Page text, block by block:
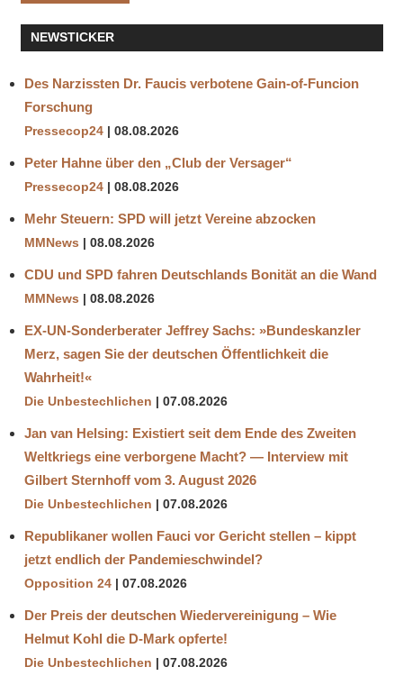
NEWSTICKER
Des Narzissten Dr. Faucis verbotene Gain-of-Funcion
Forschung
Pressecop24 08.08.2026
Peter Hahne über den „Club der Versager“
Pressecop24 08.08.2026
Mehr Steuern: SPD will jetzt Vereine abzocken
MMNews 08.08.2026
CDU und SPD fahren Deutschlands Bonität an die Wand
MMNews 08.08.2026
EX-UN-Sonderberater Jeffrey Sachs: »Bundeskanzler
Merz, sagen Sie der deutschen Öffentlichkeit die
Wahrheit!«
Die Unbestechlichen 07.08.2026
Jan van Helsing: Existiert seit dem Ende des Zweiten
Weltkriegs eine verborgene Macht? — Interview mit
Gilbert Sternhoff vom 3. August 2026
Die Unbestechlichen 07.08.2026
Republikaner wollen Fauci vor Gericht stellen – kippt
jetzt endlich der Pandemieschwindel?
Opposition 24 07.08.2026
Der Preis der deutschen Wiedervereinigung – Wie
Helmut Kohl die D‑Mark opferte!
Die Unbestechlichen 07.08.2026